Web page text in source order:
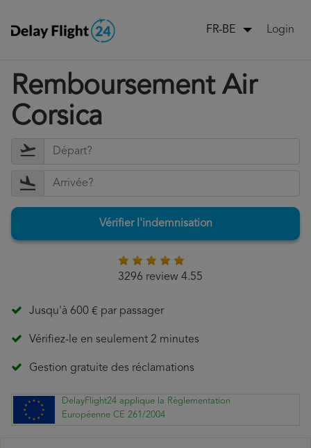
FR-BE Login
Remboursement Air
Corsica
Vérifier l'indemnisation
3296 review 4.55
Jusqu'à 600 € par passager
Vérifiez-le en seulement 2 minutes
Gestion gratuite des réclamations
DelayFlight24 applique la Règlementation
Européenne CE 261/2004